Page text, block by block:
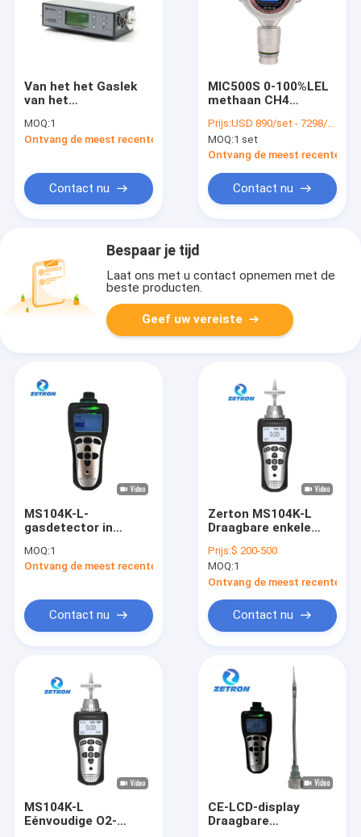
Van het het Gaslek
van het
Methaan de Detector
Multifunctionele
MOQ:1
Ontvang de meest recente Prijs
Contact nu
MIC500S 0-100%LEL
methaan CH4
LPG LNG aardgas
Prijs:USD 890/set - 7298/set
MOQ:1 set
Ontvang de meest recente
Contact nu
Bespaar je tijd
Laat ons met u contact opnemen met de
beste producten.
Geef uw vereiste
MS104K-L-
gasdetector in
noodhulp
MOQ:1
Ontvang de meest recente Prijs
Contact nu
Zerton MS104K-L
Draagbare enkele
diffusie en
pompzuiging
Prijs:$ 200-500
MOQ:1
Ontvang de meest recente
Contact nu
MS104K-L
Eénvoudige O2-
CE-LCD-display
Draagbare